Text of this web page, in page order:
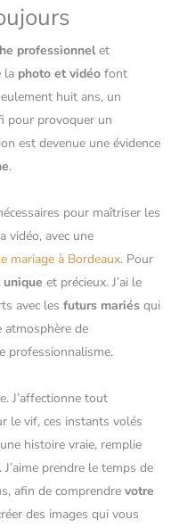
professionnelet
la photo et vidéo font
huit ans, un
pour provoquer un
est devenue une évidence
.
pour maîtriser les
vidéo, avec une
mariage à Bordeaux. Pour
et précieux. J’ai le
avec les futurs mariés qui
atmosphère de
professionnalisme.
J’affectionne tout
le vif, ces instants volés
histoire vraie, remplie
. J’aime prendre le temps de
afin de comprendre votre
des images qui vous